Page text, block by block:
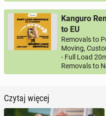
Kanguro
to EU
Removals to
Moving,
- Full Load
Removals to
Czytaj więcej